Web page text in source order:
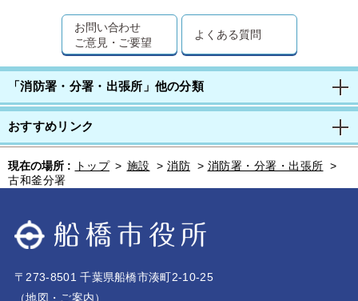
お問い合わせ
ご意見・ご要望
よくある質問
「消防署・分署・出張所」他の分類
おすすめリンク
現在の場所 : トップ > 施設 > 消防 > 消防署・分署・出張所 >
古和釜分署
〒273-8501 千葉県船橋市湊町2-10-25
（地図・ご案内）